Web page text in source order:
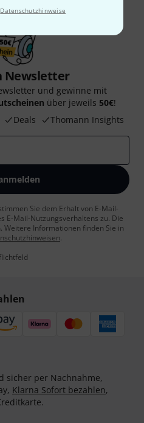
Datenschutzhinweise
Newsletter
und gewinne mit
über jeweils 50€!
Deals Thomann Insights
Sie dem Erhalt von E-Mail-
E-Mail-Nutzungsverhaltens zu. Die
Informationen finden Sie in
.
sicher per Nachnahme,
Klarna Sofort bezahlen,